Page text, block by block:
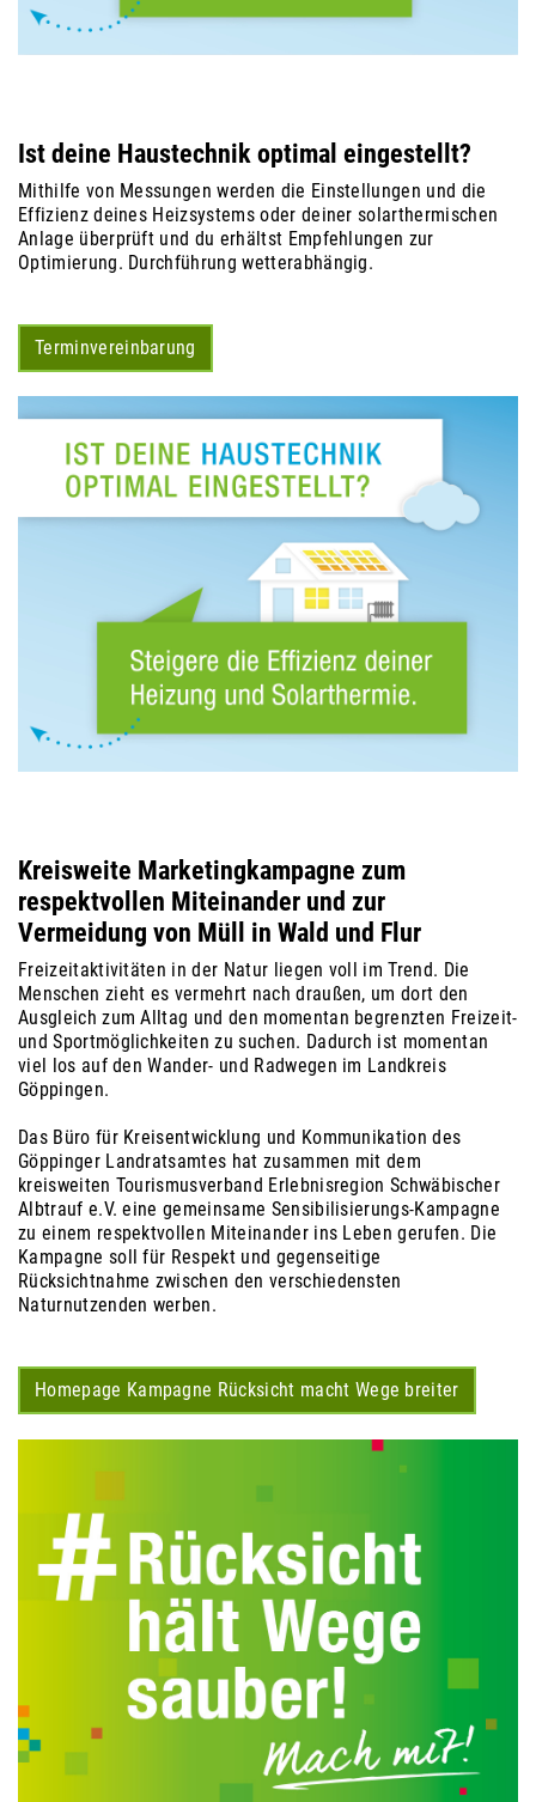
Ist deine Haustechnik optimal eingestellt?
Mithilfe von Messungen werden die Einstellungen und die
Effizienz deines Heizsystems oder deiner solarthermischen
Anlage überprüft und du erhältst Empfehlungen zur
Optimierung. Durchführung wetterabhängig.
Terminvereinbarung
Kreisweite Marketingkampagne zum
respektvollen Miteinander und zur
Vermeidung von Müll in Wald und Flur
Freizeitaktivitäten in der Natur liegen voll im Trend. Die
Menschen zieht es vermehrt nach draußen, um dort den
Ausgleich zum Alltag und den momentan begrenzten Freizeit-
und Sportmöglichkeiten zu suchen. Dadurch ist momentan
viel los auf den Wander- und Radwegen im Landkreis
Göppingen.
Das Büro für Kreisentwicklung und Kommunikation des
Göppinger Landratsamtes hat zusammen mit dem
kreisweiten Tourismusverband Erlebnisregion Schwäbischer
Albtrauf e.V. eine gemeinsame Sensibilisierungs-Kampagne
zu einem respektvollen Miteinander ins Leben gerufen. Die
Kampagne soll für Respekt und gegenseitige
Rücksichtnahme zwischen den verschiedensten
Naturnutzenden werben.
Homepage Kampagne Rücksicht macht Wege breiter